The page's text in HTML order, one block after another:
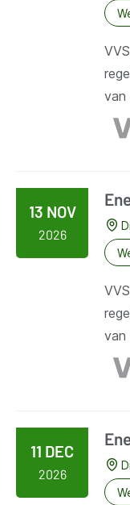
van
13 NOV
2026
van
11 DEC
2026